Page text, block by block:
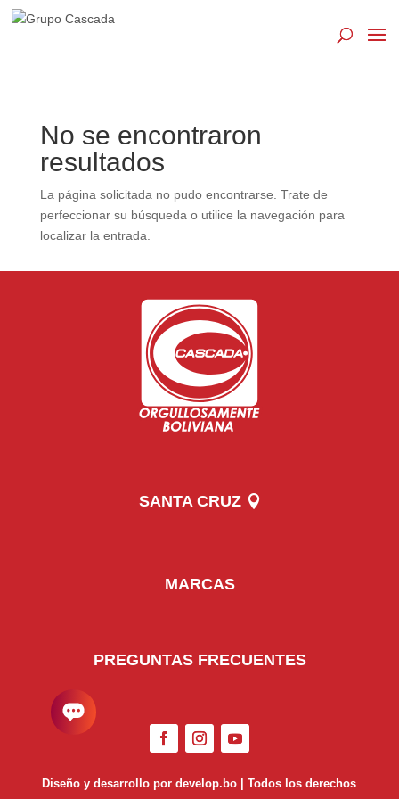
No se encontraron
resultados
La página solicitada no pudo encontrarse. Trate de
perfeccionar su búsqueda o utilice la navegación para
localizar la entrada.
SANTA CRUZ
MARCAS
PREGUNTAS FRECUENTES
Diseño y desarrollo por develop.bo | Todos los derechos